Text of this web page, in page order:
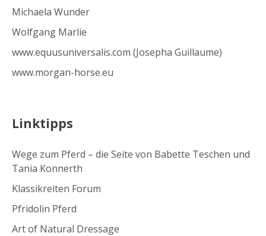
Michaela Wunder
Wolfgang Marlie
www.equusuniversalis.com (Josepha Guillaume)
www.morgan-horse.eu
Linktipps
Wege zum Pferd – die Seite von Babette Teschen und
Tania Konnerth
Klassikreiten Forum
Pfridolin Pferd
Art of Natural Dressage